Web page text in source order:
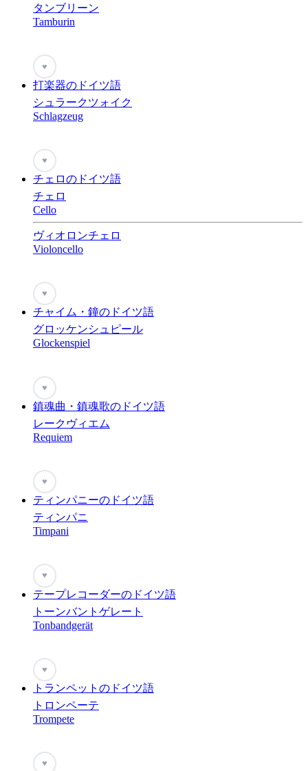
タンブリーン
Tamburin
♥
打楽器のドイツ語
シュラークツォイク
Schlagzeug
♥
チェロのドイツ語
チェロ
Cello
ヴィオロンチェロ
Violoncello
♥
チャイム・鐘のドイツ語
グロッケンシュピール
Glockenspiel
♥
鎮魂曲・鎮魂歌のドイツ語
レークヴィエム
Requiem
♥
ティンパニーのドイツ語
ティンパニ
Timpani
♥
テープレコーダーのドイツ語
トーンバントゲレート
Tonbandgerät
♥
トランペットのドイツ語
トロンペーテ
Trompete
♥